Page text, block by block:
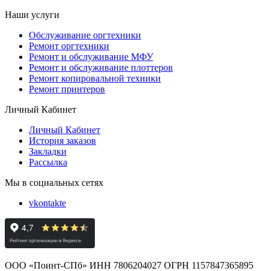
Наши услуги
Обслуживание оргтехники
Ремонт оргтехники
Ремонт и обслуживание МФУ
Ремонт и обслуживание плоттеров
Ремонт копировальной техники
Ремонт принтеров
Личный Кабинет
Личный Кабинет
История заказов
Закладки
Рассылка
Мы в социальных сетях
vkontakte
ООО «Поинт-СПб» ИНН 7806204027 ОГРН 1157847365895